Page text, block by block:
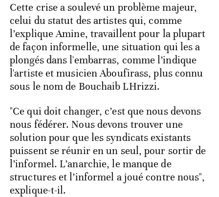
Cette crise a soulevé un problème majeur,
celui du statut des artistes qui, comme
l’explique Amine, travaillent pour la plupart
de façon informelle, une situation qui les a
plongés dans l'embarras, comme l’indique
l'artiste et musicien Aboufirass, plus connu
sous le nom de Bouchaib LHrizzi.
"Ce qui doit changer, c’est que nous devons
nous fédérer. Nous devons trouver une
solution pour que les syndicats existants
puissent se réunir en un seul, pour sortir de
l’informel. L’anarchie, le manque de
structures et l’informel a joué contre nous",
explique-t-il.